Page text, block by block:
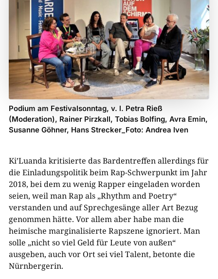
Podium am Festivalsonntag, v. l. Petra Rieß
(Moderation), Rainer Pirzkall, Tobias Bolfing, Avra Emin,
Susanne Göhner, Hans Strecker_Foto: Andrea Iven
Ki’Luanda kritisierte das Bardentreffen allerdings für
die Einladungspolitik beim Rap-Schwerpunkt im Jahr
2018, bei dem zu wenig Rapper eingeladen worden
seien, weil man Rap als „Rhythm and Poetry“
verstanden und auf Sprechgesänge aller Art Bezug
genommen hätte. Vor allem aber habe man die
heimische marginalisierte Rapszene ignoriert. Man
solle „nicht so viel Geld für Leute von außen“
ausgeben, auch vor Ort sei viel Talent, betonte die
Nürnbergerin.